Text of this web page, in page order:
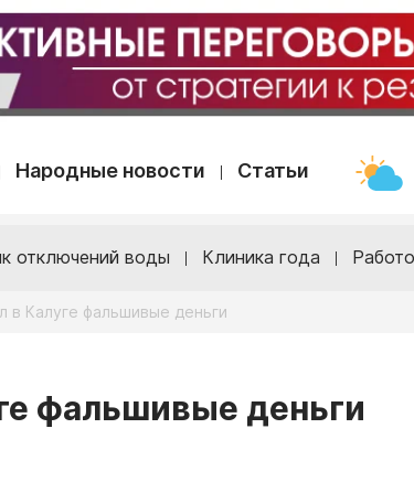
Народные новости Статьи
отключений воды Клиника года
в Калуге фальшивые деньги
фальшивые деньги